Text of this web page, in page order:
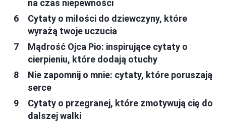
na czas niepewności
Cytaty o miłości do dziewczyny, które
wyrażą twoje uczucia
Mądrość Ojca Pio: inspirujące cytaty o
cierpieniu, które dodają otuchy
Nie zapomnij o mnie: cytaty, które poruszają
serce
Cytaty o przegranej, które zmotywują cię do
dalszej walki